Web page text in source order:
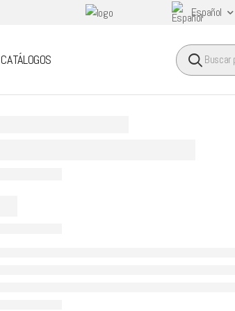
Español
CATÁLOGOS